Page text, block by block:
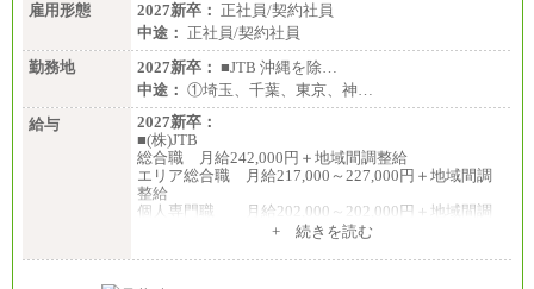
雇用形態
2027新卒： 正社員/契約社員
中途： 正社員/契約社員
勤務地
2027新卒： ■JTB 沖縄を除…
中途： ①埼玉、千葉、東京、神…
給与
2027新卒：
■(株)JTB
総合職 月給242,000円＋地域間調整給
エリア総合職 月給217,000～227,000円＋地域間調
整給
個人専門職 月給202,000～202,000円＋地域間調
+ 続きを読む